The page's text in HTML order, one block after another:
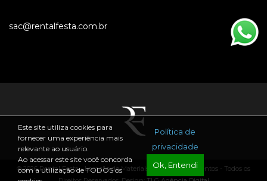
sac@rentalfesta.com.br
® 2026 Rental Festa - Locação de Materiais para Festas e Eventos - Todos os
Este site utiliza cookies para
fornecer uma experiência mais
relevante ao usuário.
Ao acessar este site você concorda
com a utilização de TODOS os
Política de
privacidade
Ok, Entendi